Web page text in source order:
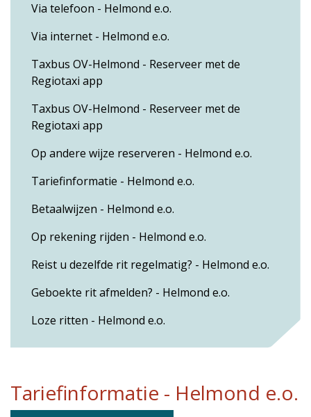
Via telefoon - Helmond e.o.
Via internet - Helmond e.o.
Taxbus OV-Helmond - Reserveer met de
Regiotaxi app
Taxbus OV-Helmond - Reserveer met de
Regiotaxi app
Op andere wijze reserveren - Helmond e.o.
Tariefinformatie - Helmond e.o.
Betaalwijzen - Helmond e.o.
Op rekening rijden - Helmond e.o.
Reist u dezelfde rit regelmatig? - Helmond e.o.
Geboekte rit afmelden? - Helmond e.o.
Loze ritten - Helmond e.o.
Tariefinformatie - Helmond e.o.